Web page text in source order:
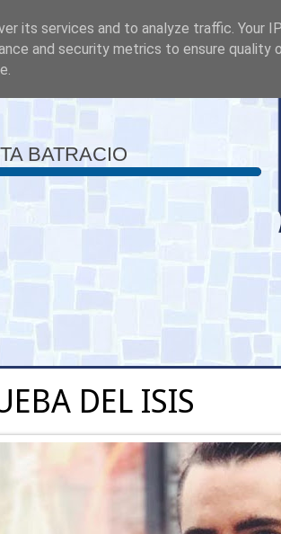
BATRACIO
DEL ISIS
its services and to analyze traffic. Your
and security metrics to ensure quality